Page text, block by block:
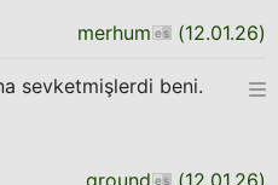
merhum (12.01.26)
sevketmişlerdi beni.
ground (12.01.26)